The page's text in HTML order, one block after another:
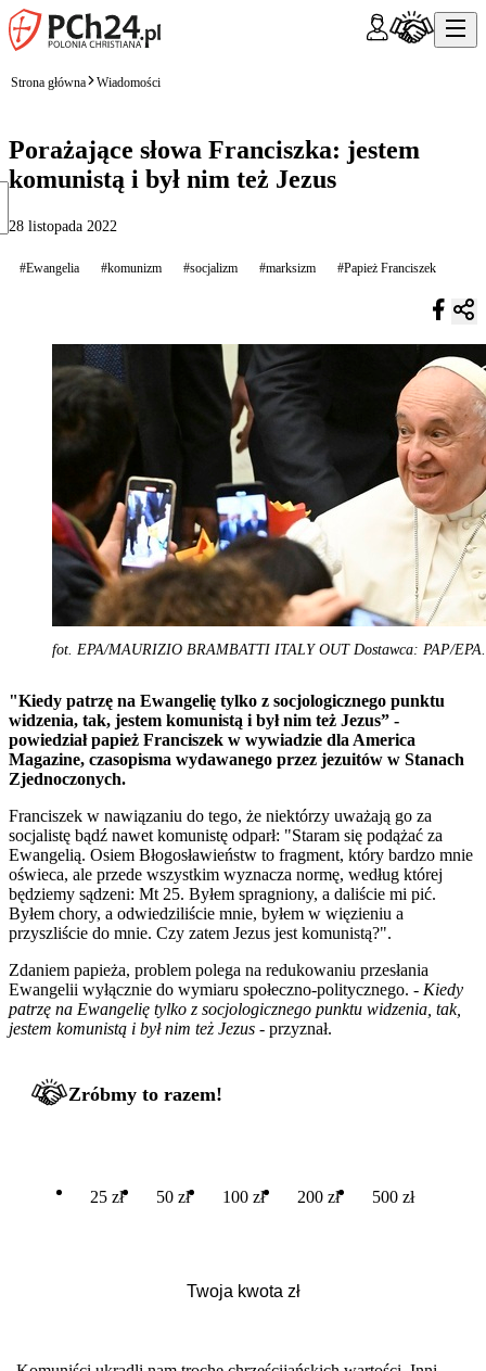
Strona główna Wiadomości
Porażające słowa Franciszka: jestem
komunistą i był nim też Jezus
28 listopada 2022
#Ewangelia #komunizm #socjalizm #marksizm #Papież Franciszek
fot. EPA/MAURIZIO BRAMBATTI ITALY OUT Dostawca: PAP/EPA.
"Kiedy patrzę na Ewangelię tylko z socjologicznego punktu
widzenia, tak, jestem komunistą i był nim też Jezus” -
powiedział papież Franciszek w wywiadzie dla America
Magazine, czasopisma wydawanego przez jezuitów w Stanach
Zjednoczonych.
Franciszek w nawiązaniu do tego, że niektórzy uważają go za
socjalistę bądź nawet komunistę odparł: "Staram się podążać za
Ewangelią. Osiem Błogosławieństw to fragment, który bardzo mnie
oświeca, ale przede wszystkim wyznacza normę, według której
będziemy sądzeni: Mt 25. Byłem spragniony, a daliście mi pić.
Byłem chory, a odwiedziliście mnie, byłem w więzieniu a
przyszliście do mnie. Czy zatem Jezus jest komunistą?".
Zdaniem papieża, problem polega na redukowaniu przesłania
Ewangelii wyłącznie do wymiaru społeczno-politycznego. - Kiedy
patrzę na Ewangelię tylko z socjologicznego punktu widzenia, tak,
jestem komunistą i był nim też Jezus - przyznał.
Zróbmy to razem!
25 zł 50 zł 100 zł 200 zł 500 zł